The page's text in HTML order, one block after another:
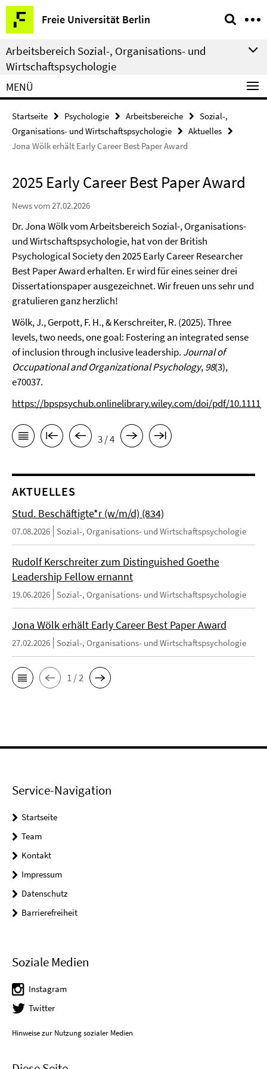
Springe
direkt
zu
Inhalt
Freie Universität Berlin
Service-
Navigation
Arbeitsbereich Sozial-, Organisations- und
Wirtschaftspsychologie
MENÜ
Startseite Psychologie Arbeitsbereiche
Sozial-,
Organisations- und Wirtschaftspsychologie
Aktuelles
Jona Wölk erhält Early Career Best Paper Award
2025 Early Career Best Paper Award
News vom 27.02.2026
Dr. Jona Wölk vom Arbeitsbereich Sozial-, Organisations-
und Wirtschaftspsychologie, hat von der British
Psychological Society den 2025 Early Career Researcher
Best Paper Award erhalten. Er wird für eines seiner drei
Dissertationspaper ausgezeichnet. Wir freuen uns sehr und
gratulieren ganz herzlich!
Wölk, J., Gerpott, F. H., & Kerschreiter, R. (2025). Three
levels, two needs, one goal: Fostering an integrated sense
of inclusion through inclusive leadership. Journal of
Occupational and Organizational Psychology,98(3),
e70037.
https://bpspsychub.onlinelibrary.wiley.com/doi/pdf/10.1111/
3 / 4
AKTUELLES
Stud. Beschäftigte*r (w/m/d) (834)
07.08.2026 Sozial-, Organisations- und Wirtschaftspsychologie
Rudolf Kerschreiter zum Distinguished Goethe
Leadership Fellow ernannt
19.06.2026 Sozial-, Organisations- und Wirtschaftspsychologie
Jona Wölk erhält Early Career Best Paper Award
27.02.2026 Sozial-, Organisations- und Wirtschaftspsychologie
1 / 2
Service-Navigation
Startseite
Team
Kontakt
Impressum
Datenschutz
Barrierefreiheit
Soziale Medien
Instagram
Twitter
Hinweise zur Nutzung sozialer Medien